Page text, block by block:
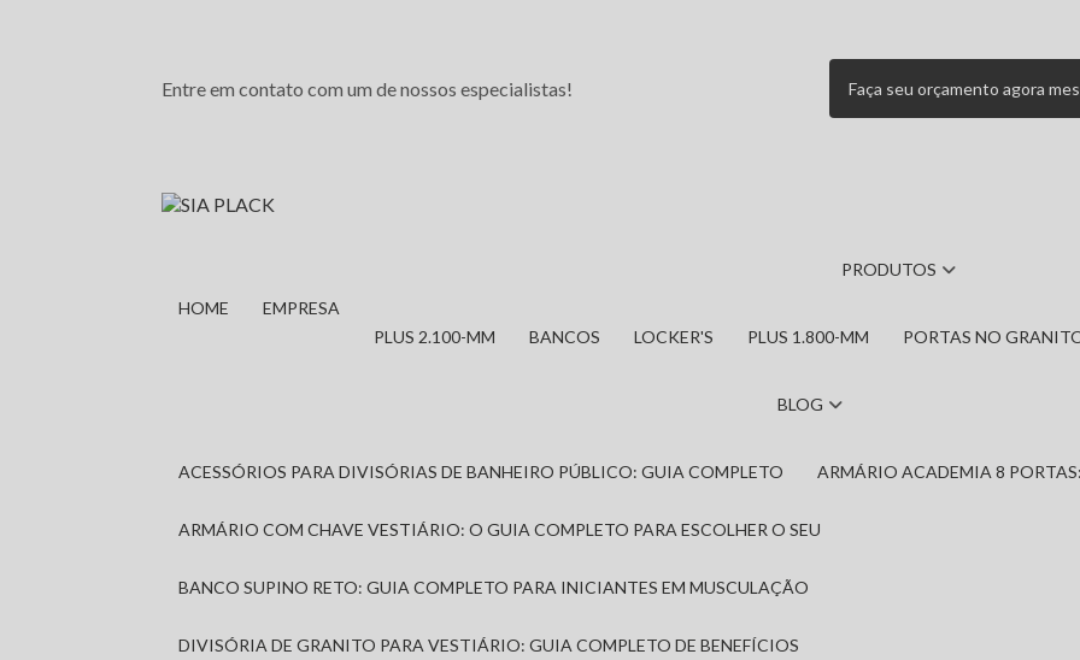
Entre em contato com um de nossos especialistas! Faça seu orçamento agora
HOME EMPRESA
PRODUTOS
PLUS 2.100-MM BANCOS LOCKER'S PLUS 1.800-MM PORTAS NO
BLOG
ACESSÓRIOS PARA DIVISÓRIAS DE BANHEIRO PÚBLICO: GUIA COMPLETO ARMÁRIO ACADEMIA 8
ARMÁRIO COM CHAVE VESTIÁRIO: O GUIA COMPLETO PARA ESCOLHER O SEU
BANCO SUPINO RETO: GUIA COMPLETO PARA INICIANTES EM MUSCULAÇÃO
DIVISÓRIA DE GRANITO PARA VESTIÁRIO: GUIA COMPLETO DE BENEFÍCIOS